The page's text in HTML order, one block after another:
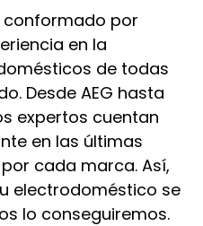
conformado por
en la
de todas
Desde AEG hasta
expertos cuentan
en las últimas
cada marca. Así,
electrodoméstico se
lo conseguiremos.